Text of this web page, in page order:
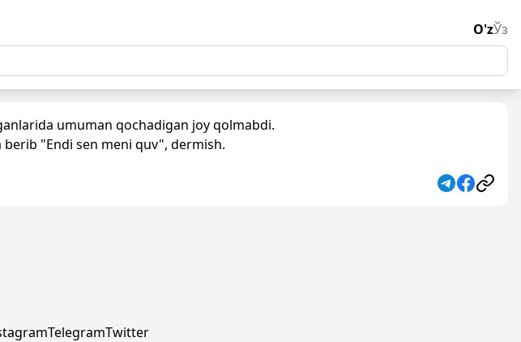
O'zЎз
umuman qochadigan joy qolmabdi.
"Endi sen meni quv", dermish.
TelegramTwitter